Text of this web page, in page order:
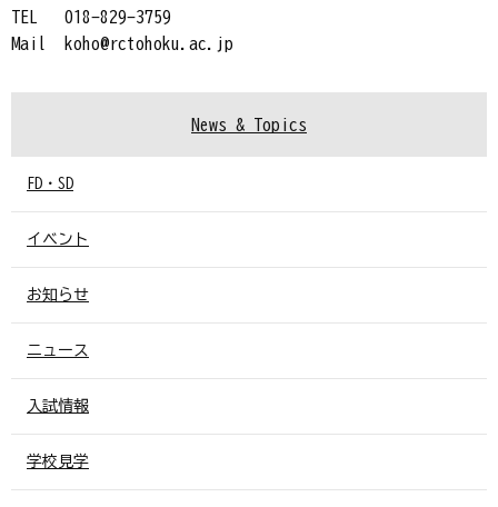
TEL 018-829-3759
Mail koho@rctohoku.ac.jp
News & Topics
FD・SD
イベント
お知らせ
ニュース
入試情報
学校見学